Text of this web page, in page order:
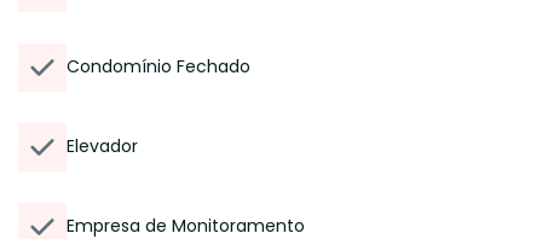
Condomínio Fechado
Elevador
Empresa de Monitoramento